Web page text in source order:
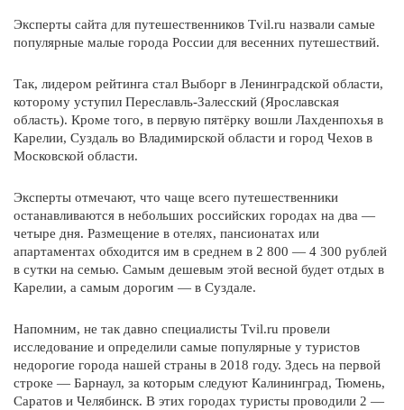
Эксперты сайта для путешественников Tvil.ru назвали самые
популярные малые города России для весенних путешествий.
Так, лидером рейтинга стал Выборг в Ленинградской области,
которому уступил Переславль-Залесский (Ярославская
область). Кроме того, в первую пятёрку вошли Лахденпохья в
Карелии, Суздаль во Владимирской области и город Чехов в
Московской области.
Эксперты отмечают, что чаще всего путешественники
останавливаются в небольших российских городах на два —
четыре дня. Размещение в отелях, пансионатах или
апартаментах обходится им в среднем в 2 800 — 4 300 рублей
в сутки на семью. Самым дешевым этой весной будет отдых в
Карелии, а самым дорогим — в Суздале.
Напомним, не так давно специалисты Tvil.ru провели
исследование и определили самые популярные у туристов
недорогие города нашей страны в 2018 году. Здесь на первой
строке — Барнаул, за которым следуют Калининград, Тюмень,
Саратов и Челябинск. В этих городах туристы проводили 2 —